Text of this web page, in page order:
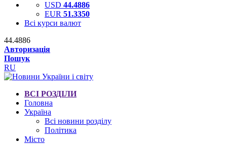
USD 44.4886
EUR 51.3350
Всі курси валют
44.4886
Авторизація
Пошук
RU
ВСІ РОЗДІЛИ
Головна
Україна
Всі новини розділу
Політика
Місто